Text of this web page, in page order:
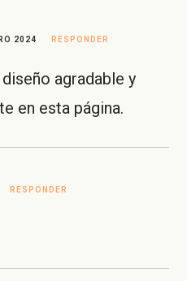
2024 RESPONDER
agradable y
en esta página.
RESPONDER